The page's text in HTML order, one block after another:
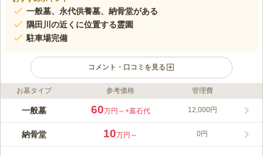
一般墓、永代供養墓、納骨堂がある
隅田川の近くに位置する霊園
駐車場完備
コメント・口コミを見る
ライフドット編集部のコメント
銀座線「田原町駅」から徒歩5分と、歩いて参拝できるアクセス
寺院が多く隅田川が近くにあるため、散策後のお参りもできま
す。750年以上の歴史を持つ厳念寺は、厳念寺の正面には金色に
お墓タイプ 参考価格 管理費
一般墓 60万円～+墓石代 12,000円
納骨堂 10万円～ 0円